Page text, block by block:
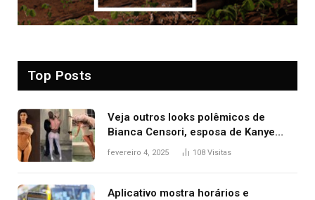
Top Posts
Veja outros looks polêmicos de
Bianca Censori, esposa de Kanye
West que apareceu nua no Grammy
fevereiro 4, 2025 108 Visitas
Aplicativo mostra horários e